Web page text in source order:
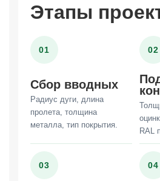
Этапы
01
Сбор вводных
Радиус дуги, длина
пролета, толщина
металла, тип покрытия.
02
RAL
03 04